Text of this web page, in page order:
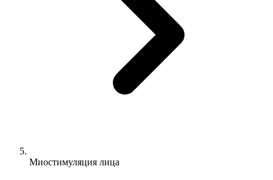
Миостимуляция лица